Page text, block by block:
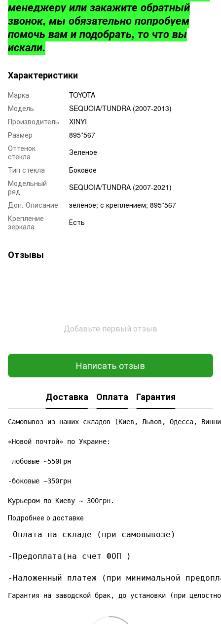
менеджеру или закажите обратный
звонок, мы обязательно попробуем
помочь вам и подобрать, то что вы
искали.
Характеристики
Марка
TOYOTA
Модель
SEQUOIA/TUNDRA (2007-2013)
Производитель
XINYI
Размер
895*567
Оттенок
стекла
Зеленое
Тип стекла
Боковое
Модельный
ряд
SEQUOIA/TUNDRA (2007-2021)
Доп. Описание
зеленое; с креплением; 895*567
Крепление
зеркала
Есть
Отзывы
Добавьте первый отзыв
Написать отзыв
Доставка Оплата Гарантия
Самовывоз из наших складов (Киев, Львов, Одесса,
«Новой почтой» по Украине:
-лобовые ~550Грн
-боковые ~350грн
Курьером по Киеву ~ 300грн.
Подробнее о доставке
-Оплата на складе (при самовывозе)
-Предоплата(на счет ФОП )
-Наложенный платеж (при минимальной
Гарантия на заводской брак, до установки (при